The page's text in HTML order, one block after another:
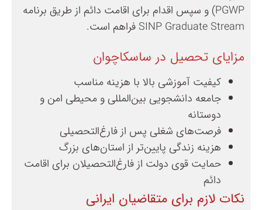
PGWP) و سپس اقدام برای اقامت دائم از طریق برنامه
SINP Graduate Stream فراهم است.
مزایای تحصیل در ساسکاچوان
کیفیت آموزشی بالا با هزینه مناسب
جامعه دانشجویی بین‌المللی و محیطی امن و
دوستانه
فرصت‌های شغلی پس از فارغ‌التحصیلی
هزینه زندگی پایین‌تر از استان‌های بزرگ
حمایت قوی دولت از فارغ‌التحصیلان برای اقامت
دائم
نکات لازم برای متقاضیان ایرانی